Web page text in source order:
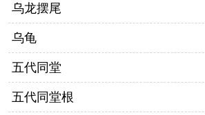
乌龙摆尾
乌龟
五代同堂
五代同堂根